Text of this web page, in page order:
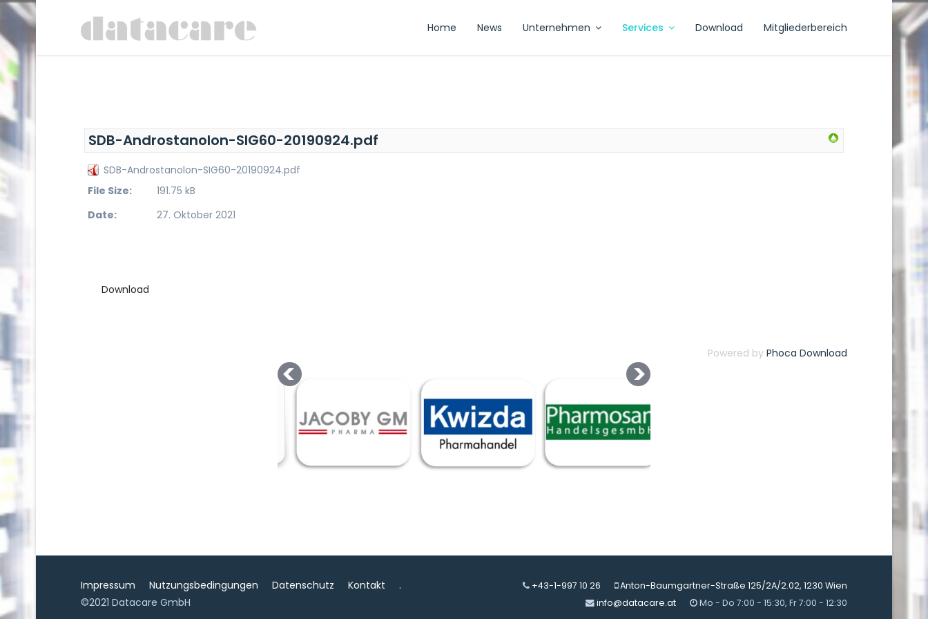
Home News Unternehmen Services Download Mitgliederbereich
SDB-Androstanolon-SIG60-20190924.pdf
SDB-Androstanolon-SIG60-20190924.pdf
File Size:
191.75 kB
Date:
27. Oktober 2021
Powered by Phoca Download
Impressum Nutzungsbedingungen Datenschutz Kontakt
.
©2021 Datacare GmbH
+43-1-997 10 26
Anton-Baumgartner-Straße 125/2A/2.02, 1230 Wien
info@datacare.at
Mo - Do 7:00 - 15:30, Fr 7:00 - 12:30